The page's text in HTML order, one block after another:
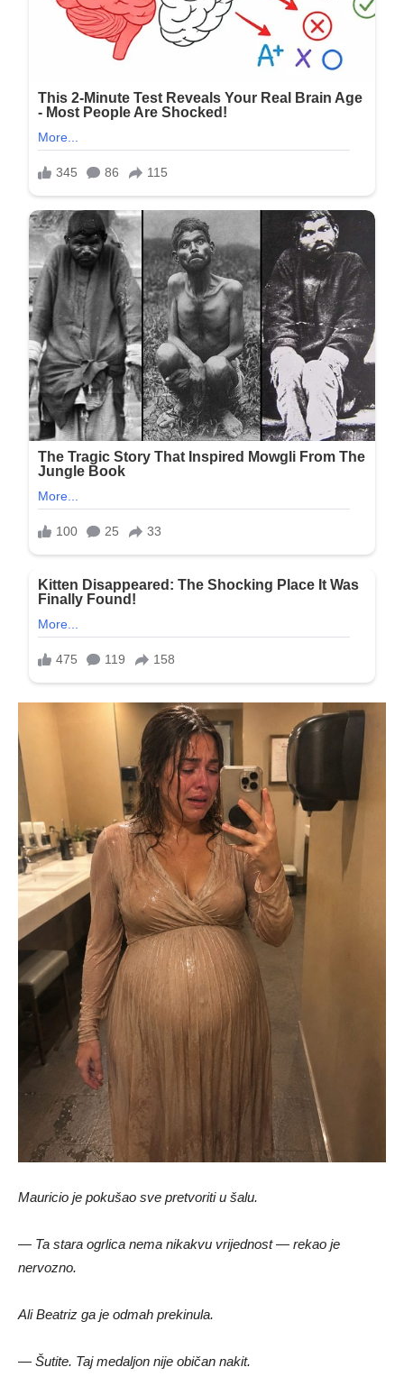
Mauricio je pokušao sve pretvoriti u šalu.
— Ta stara ogrlica nema nikakvu vrijednost — rekao je
nervozno.
Ali Beatriz ga je odmah prekinula.
— Šutite. Taj medaljon nije običan nakit.